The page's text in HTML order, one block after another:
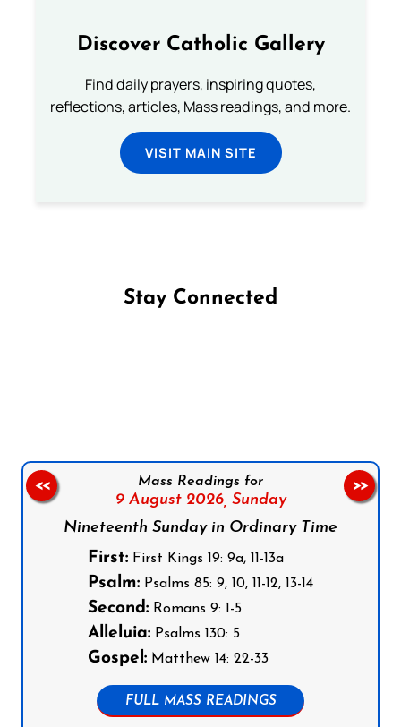
Discover Catholic Gallery
Find daily prayers, inspiring quotes,
reflections, articles, Mass readings, and more.
VISIT MAIN SITE
Stay Connected
Mass Readings for
9 August 2026, Sunday
Nineteenth Sunday in Ordinary Time
First: First Kings 19: 9a, 11-13a
Psalm: Psalms 85: 9, 10, 11-12, 13-14
Second: Romans 9: 1-5
Alleluia: Psalms 130: 5
Gospel: Matthew 14: 22-33
FULL MASS READINGS
<< >>